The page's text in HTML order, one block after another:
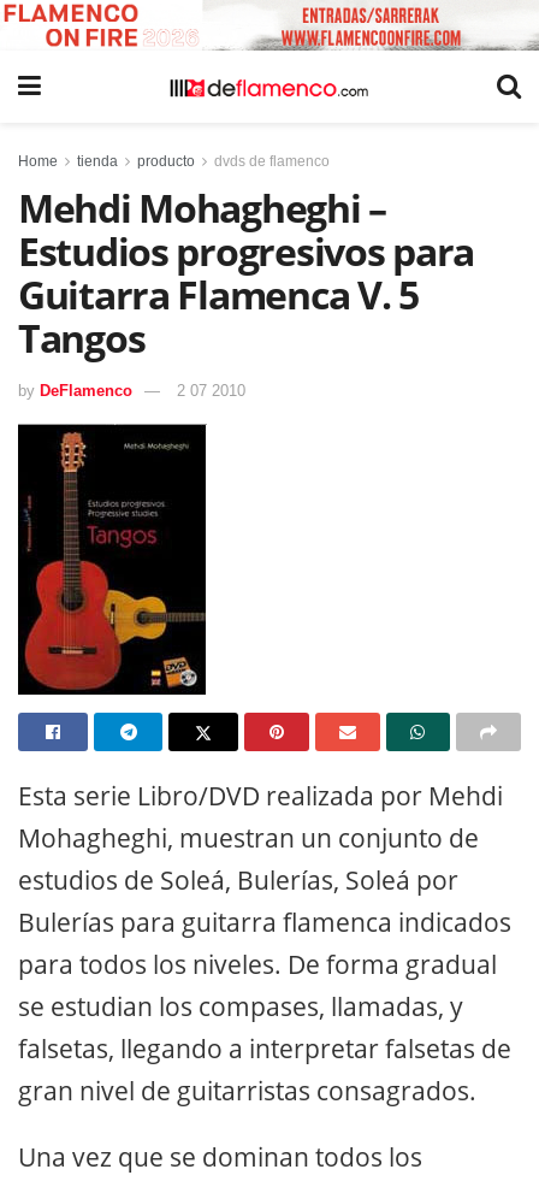
Home tienda producto dvds de flamenco
Mehdi Mohagheghi –
Estudios progresivos para
Guitarra Flamenca V. 5
Tangos
by DeFlamenco 2 07 2010
Esta serie Libro/DVD realizada por Mehdi
Mohagheghi, muestran un conjunto de
estudios de Soleá, Bulerías, Soleá por
Bulerías para guitarra flamenca indicados
para todos los niveles. De forma gradual
se estudian los compases, llamadas, y
falsetas, llegando a interpretar falsetas de
gran nivel de guitarristas consagrados.
Una vez que se dominan todos los